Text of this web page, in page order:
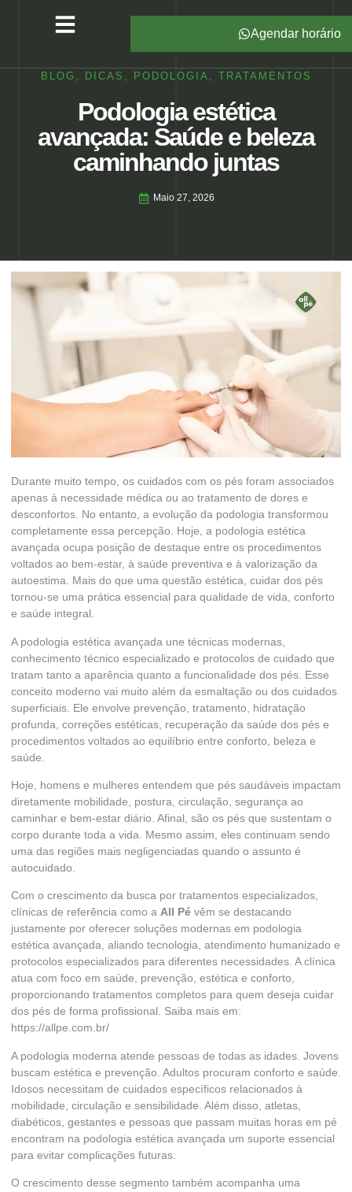
Agendar horário
BLOG , DICAS , PODOLOGIA , TRATAMENTOS
Podologia estética
avançada: Saúde e beleza
caminhando juntas
Maio 27, 2026
Durante muito tempo, os cuidados com os pés foram associados
apenas à necessidade médica ou ao tratamento de dores e
desconfortos. No entanto, a evolução da podologia transformou
completamente essa percepção. Hoje, a podologia estética
avançada ocupa posição de destaque entre os procedimentos
voltados ao bem-estar, à saúde preventiva e à valorização da
autoestima. Mais do que uma questão estética, cuidar dos pés
tornou-se uma prática essencial para qualidade de vida, conforto
e saúde integral.
A podologia estética avançada une técnicas modernas,
conhecimento técnico especializado e protocolos de cuidado que
tratam tanto a aparência quanto a funcionalidade dos pés. Esse
conceito moderno vai muito além da esmaltação ou dos cuidados
superficiais. Ele envolve prevenção, tratamento, hidratação
profunda, correções estéticas, recuperação da saúde dos pés e
procedimentos voltados ao equilíbrio entre conforto, beleza e
saúde.
Hoje, homens e mulheres entendem que pés saudáveis impactam
diretamente mobilidade, postura, circulação, segurança ao
caminhar e bem-estar diário. Afinal, são os pés que sustentam o
corpo durante toda a vida. Mesmo assim, eles continuam sendo
uma das regiões mais negligenciadas quando o assunto é
autocuidado.
Com o crescimento da busca por tratamentos especializados,
clínicas de referência como a All Pé vêm se destacando
justamente por oferecer soluções modernas em podologia
estética avançada, aliando tecnologia, atendimento humanizado e
protocolos especializados para diferentes necessidades. A clínica
atua com foco em saúde, prevenção, estética e conforto,
proporcionando tratamentos completos para quem deseja cuidar
dos pés de forma profissional. Saiba mais em:
https://allpe.com.br/
A podologia moderna atende pessoas de todas as idades. Jovens
buscam estética e prevenção. Adultos procuram conforto e saúde.
Idosos necessitam de cuidados específicos relacionados à
mobilidade, circulação e sensibilidade. Além disso, atletas,
diabéticos, gestantes e pessoas que passam muitas horas em pé
encontram na podologia estética avançada um suporte essencial
para evitar complicações futuras.
O crescimento desse segmento também acompanha uma